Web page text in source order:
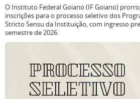
O Instituto Federal Goiano (IF Goiano)
inscrições para o processo seletivo dos
Stricto Sensu da Instituição, com ingresso
semestre de 2026.